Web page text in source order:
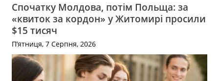
Спочатку Молдова, потім Польща: за
«квиток за кордон» у Житомирі просили
$15 тисяч
П’ятниця, 7 Серпня, 2026